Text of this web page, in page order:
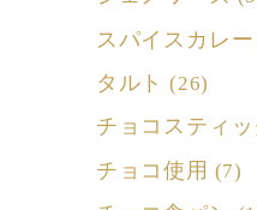
スパイスカレー
タルト (26)
チョコスティ
チョコ使用 (7)